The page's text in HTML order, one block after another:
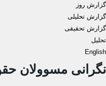
گزارش روز
گزارش تحلیلی
گزارش تحقیقی
تحلیل
English
نگرانی مسوولان